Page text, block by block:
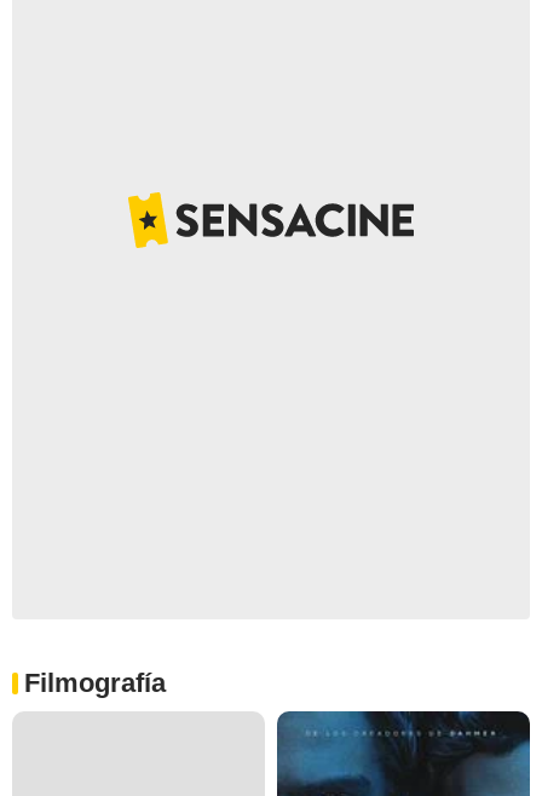
Filmografía